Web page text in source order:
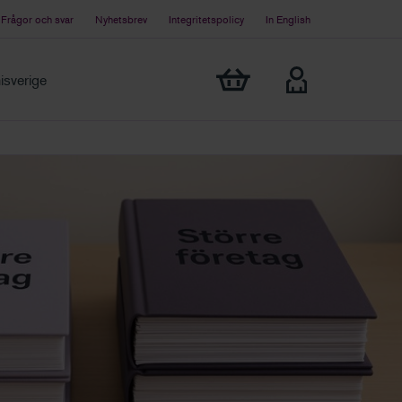
Frågor och svar Nyhetsbrev Integritetspolicy In English
Visa min varukorg